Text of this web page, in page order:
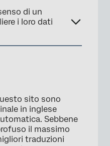
di un
i loro dati
sito sono
in inglese
Sebbene
il massimo
traduzioni